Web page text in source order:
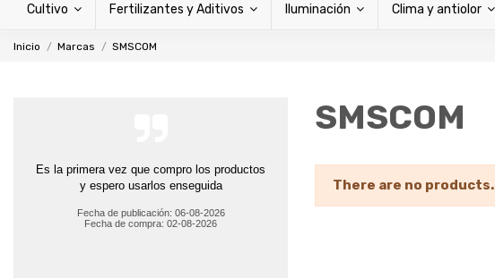
Cultivo Fertilizantes y Aditivos Iluminación Clima y antiolor
Inicio Marcas SMSCOM
SMSCOM
There are no products.
Es la primera vez que compro los productos
y espero usarlos enseguida
Fecha de publicación: 06-08-2026
Fecha de compra: 02-08-2026